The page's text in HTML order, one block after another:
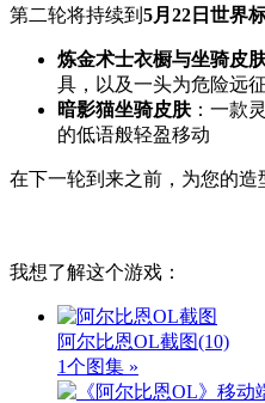
第二轮将持续到 5月 22 日世界
炼金术士衣橱与坐骑皮
具，以及一头为危险远
暗影猫坐骑皮肤：一款
的低语般轻盈移动
在下一轮到来之前，为您的造
我想了解这个游戏：
阿尔比恩OL截图(10)
1个图集 »